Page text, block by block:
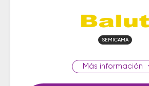
SEMICAMA
información